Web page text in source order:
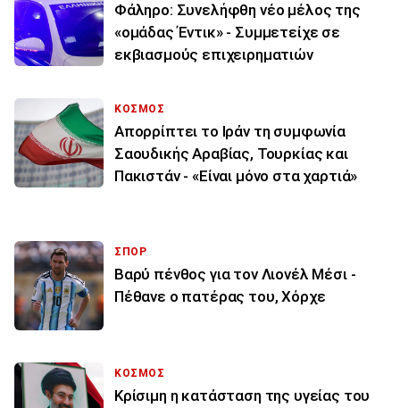
Φάληρο: Συνελήφθη νέο μέλος της
«ομάδας Έντικ» - Συμμετείχε σε
εκβιασμούς επιχειρηματιών
ΚΟΣΜΟΣ
Απορρίπτει το Ιράν τη συμφωνία
Σαουδικής Αραβίας, Τουρκίας και
Πακιστάν - «Είναι μόνο στα χαρτιά»
ΣΠΟΡ
Βαρύ πένθος για τον Λιονέλ Μέσι -
Πέθανε ο πατέρας του, Χόρχε
ΚΟΣΜΟΣ
Κρίσιμη η κατάσταση της υγείας του